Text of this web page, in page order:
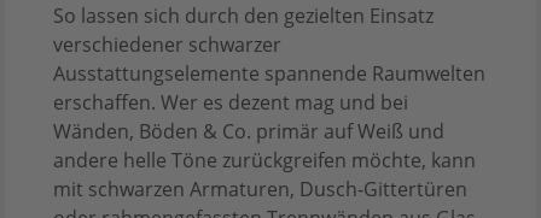
So lassen sich durch den gezielten Einsatz
verschiedener schwarzer
Ausstattungselemente spannende Raumwelten
erschaffen. Wer es dezent mag und bei
Wänden, Böden & Co. primär auf Weiß und
andere helle Töne zurückgreifen möchte, kann
mit schwarzen Armaturen, Dusch-Gittertüren